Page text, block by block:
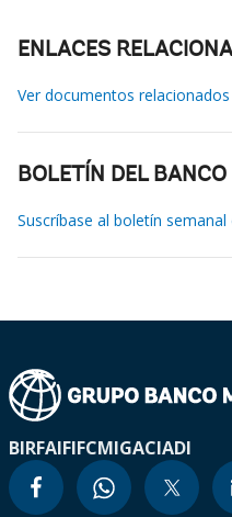
ENLACES
Ver documentos
BOLETÍN DEL
Suscríbase al boletín
BIRFAIFIFCMIGACIADI